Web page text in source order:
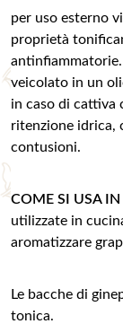
per uso esterno
proprietà
veicolato in un
in caso di cattiva
ritenzione idrica,
contusioni.
COME SI USA
utilizzate in
aromatizzare
Le bacche di
tonica.